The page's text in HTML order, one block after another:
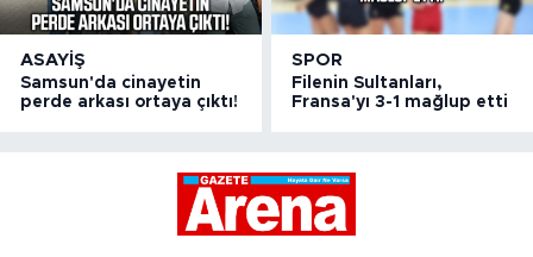
ASAYIŞ
Samsun'da cinayetin
perde arkası ortaya çıktı!
SPOR
Filenin Sultanları,
Fransa'yı 3-1 mağlup etti